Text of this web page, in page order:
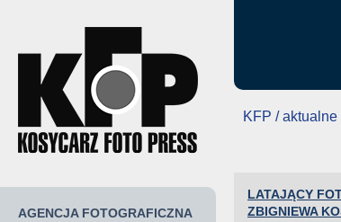
AGENCJA FOTOGRAFICZNA
KFP /
LATAJĄCY
ZBIGNIEWA